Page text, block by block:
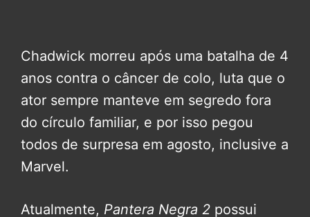
Chadwick morreu após uma batalha de 4
anos contra o câncer de colo, luta que o
ator sempre manteve em segredo fora
do círculo familiar, e por isso pegou
todos de surpresa em agosto, inclusive a
Marvel.
Atualmente, Pantera Negra 2 possui